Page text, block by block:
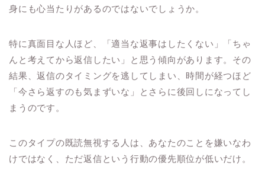
身にも心当たりがあるのではないでしょうか。
特に真面目な人ほど、「適当な返事はしたくない」「ちゃ
んと考えてから返信したい」と思う傾向があります。その
結果、返信のタイミングを逃してしまい、時間が経つほど
「今さら返すのも気まずいな」とさらに後回しになってし
まうのです。
このタイプの既読無視する人は、あなたのことを嫌いなわ
けではなく、ただ返信という行動の優先順位が低いだけ。